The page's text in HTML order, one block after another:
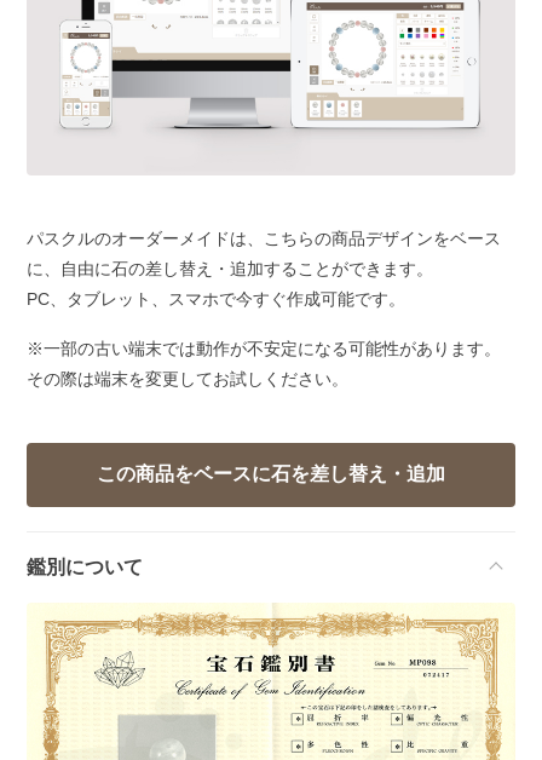
パスクルのオーダーメイドは、こちらの商品デザインをベース
に、自由に石の差し替え・追加することができます。
PC、タブレット、スマホで今すぐ作成可能です。
※一部の古い端末では動作が不安定になる可能性があります。
その際は端末を変更してお試しください。
鑑別について